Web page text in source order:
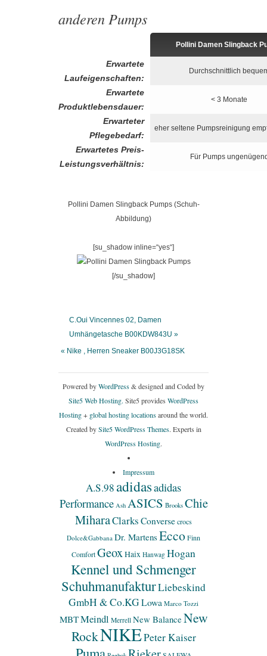
anderen Pumps
Pollini Damen Slingback
Erwartete
Laufeigenschaften:
Durchschnittlich
Erwartete
Produktlebensdauer:
< 3 Monate
Erwarteter
Pflegebedarf:
eher seltene Pumpsreinigung
Erwartetes Preis-
Leistungsverhältnis:
Für Pumps
Pollini Damen Slingback Pumps (Schuh-
Abbildung)
[su_shadow inline=“yes“]
[/su_shadow]
C.Oui Vincennes 02, Damen
Umhängetasche B00KDW843U »
« Nike , Herren Sneaker B00J3G18SK
Powered byWordPress& designed and Coded by
Site5 Web Hosting. Site5 provides WordPress
Hosting+ global hosting locationsaround the world.
Created bySite5 WordPress Themes. Experts in
WordPress Hosting.
Impressum
A.S.98adidasadidas
Performance Ash ASICS Brooks Chie
MiharaClarks Conversecrocs
Dolce&Gabbana Dr. MartensEccoFinn
ComfortGeoxHaix Hanwag Hogan
Kennel und Schmenger
SchuhmanufakturLiebeskind
GmbH & Co.KG Lowa Marco Tozzi
MBTMeindl Merrell New Balance New
RockNIKEPeter Kaiser
Puma